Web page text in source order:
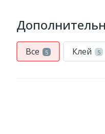
Все 5 Клей 5